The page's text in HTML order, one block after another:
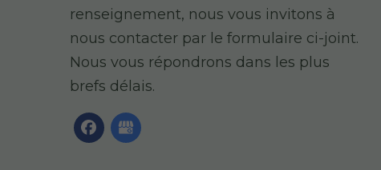
renseignement, nous vous invitons à
nous contacter par le formulaire ci-joint.
Nous vous répondrons dans les plus
brefs délais.